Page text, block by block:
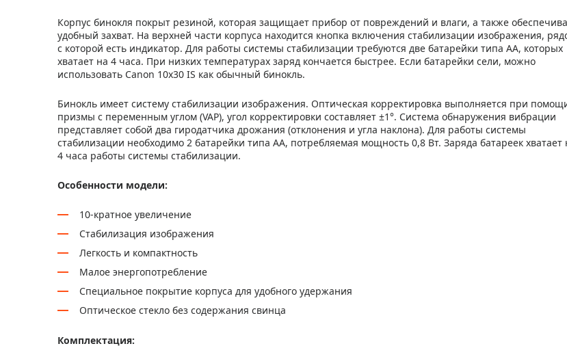
Корпус бинокля покрыт резиной, которая защищает прибор от повреждений и влаги, а также
удобный захват. На верхней части корпуса находится кнопка включения стабилизации изображения,
с которой есть индикатор. Для работы системы стабилизации требуются две батарейки типа АА, которых
хватает на 4 часа. При низких температурах заряд кончается быстрее. Если батарейки сели, можно
использовать Canon 10x30 IS как обычный бинокль.
Бинокль имеет систему стабилизации изображения. Оптическая корректировка выполняется при
призмы с переменным углом (VAP), угол корректировки составляет ±1°. Система обнаружения вибрации
представляет собой два гиродатчика дрожания (отклонения и угла наклона). Для работы системы
стабилизации необходимо 2 батарейки типа AA, потребляемая мощность 0,8 Вт. Заряда батареек хватает
4 часа работы системы стабилизации.
Особенности модели:
10-кратное увеличение
Стабилизация изображения
Легкость и компактность
Малое энергопотребление
Специальное покрытие корпуса для удобного удержания
Оптическое стекло без содержания свинца
Комплектация: